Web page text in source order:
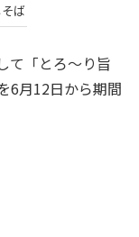
ば
て「とろ～り旨
6月12日から期間